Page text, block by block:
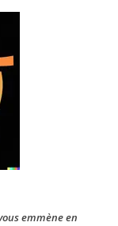
emmène en